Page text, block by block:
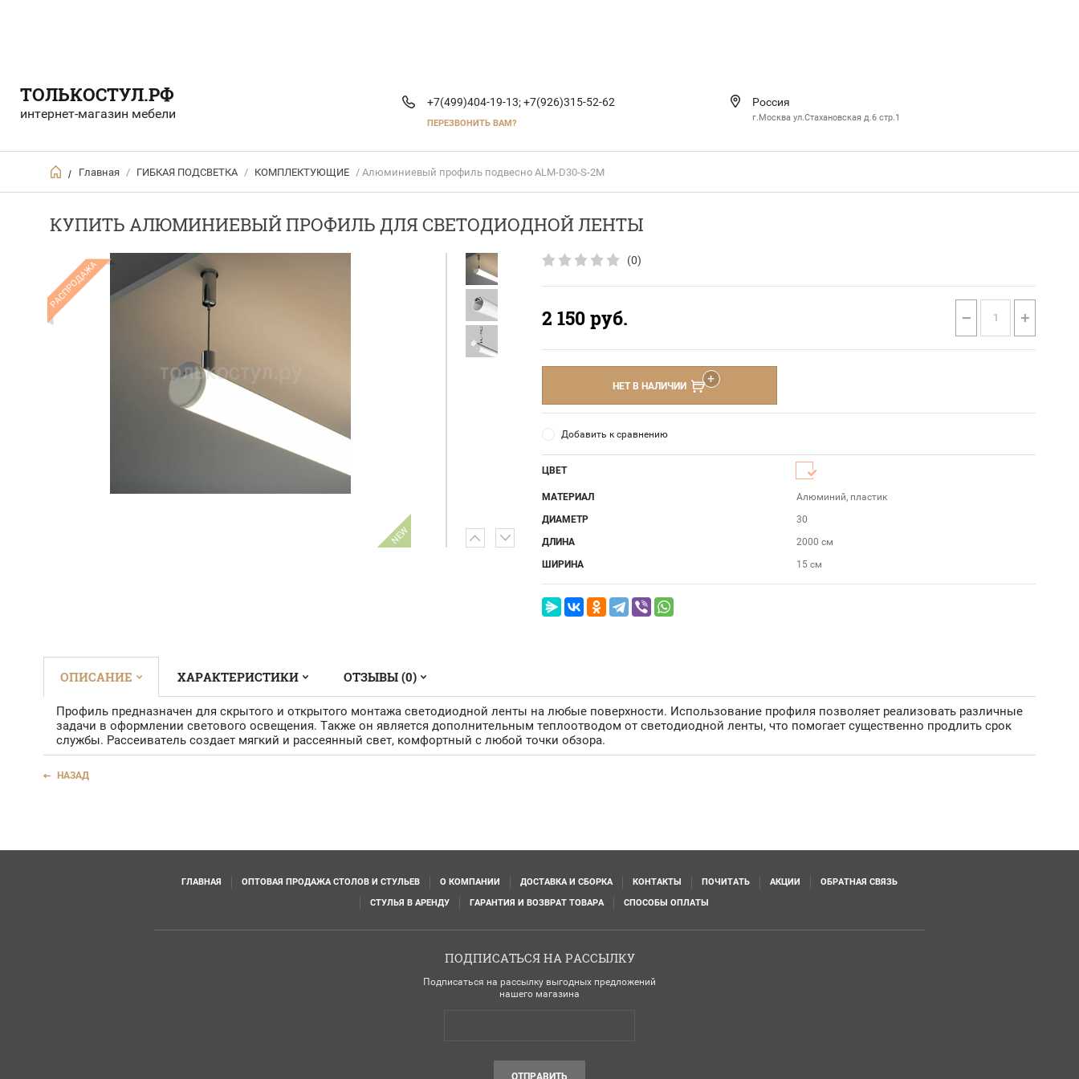
ТОЛЬКОСТУЛ.РФ
интернет-магазин мебели
+7(499)404-19-13;+7(926)315-52-62
ПЕРЕЗВОНИТЬ ВАМ?
Россия
г.Москва ул.Стахановская д.6 стр.1
/ Главная / ГИБКАЯ ПОДСВЕТКА / КОМПЛЕКТУЮЩИЕ / Алюминиевый профиль подвесно ALM-D30-S-2M
КУПИТЬ АЛЮМИНИЕВЫЙ ПРОФИЛЬ ДЛЯ СВЕТОДИОДНОЙ ЛЕНТЫ
РАСПРОДАЖА
NEW
(0)
2 150 руб. − +
НЕТ В НАЛИЧИИ
Добавить к сравнению
ЦВЕТ
МАТЕРИАЛ
Алюминий, пластик
ДИАМЕТР
30
ДЛИНА
2000 см
ШИРИНА
15 см
ОПИСАНИЕ ХАРАКТЕРИСТИКИ ОТЗЫВЫ (0)
Профиль предназначен для скрытого и открытого монтажа светодиодной ленты на любые поверхности. Использование профиля позволяет реализовать различные
задачи в оформлении светового освещения. Также он является дополнительным теплоотводом от светодиодной ленты, что помогает существенно продлить срок
службы. Рассеиватель создает мягкий и рассеянный свет, комфортный с любой точки обзора.
НАЗАД
ГЛАВНАЯ ОПТОВАЯ ПРОДАЖА СТОЛОВ И СТУЛЬЕВ О КОМПАНИИ ДОСТАВКА И СБОРКА КОНТАКТЫ ПОЧИТАТЬ АКЦИИ
ОБРАТНАЯ СВЯЗЬ
СТУЛЬЯ В АРЕНДУ
ГАРАНТИЯ И ВОЗВРАТ ТОВАРА СПОСОБЫ ОПЛАТЫ
ПОДПИСАТЬСЯ НА РАССЫЛКУ
Подписаться на рассылку выгодных предложений
нашего магазина
ОТПРАВИТЬ